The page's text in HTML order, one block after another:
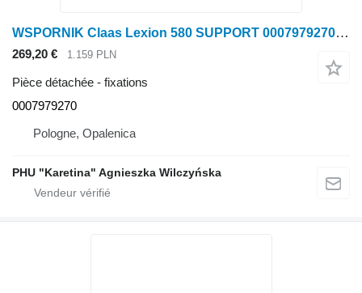
WSPORNIK Claas Lexion 580 SUPPORT 0007979270 (Broyeur de paille ; système de rotation hydraulique) pour moissonneuse-batteuse Claas Lexion 580
269,20 € 1.159 PLN
Pièce détachée - fixations
0007979270
Pologne, Opalenica
PHU "Karetina" Agnieszka Wilczyńska